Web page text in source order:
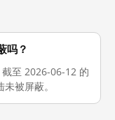
吗？
至 2026-06-12 的
被屏蔽。